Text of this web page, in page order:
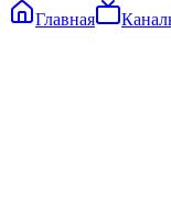
Главная